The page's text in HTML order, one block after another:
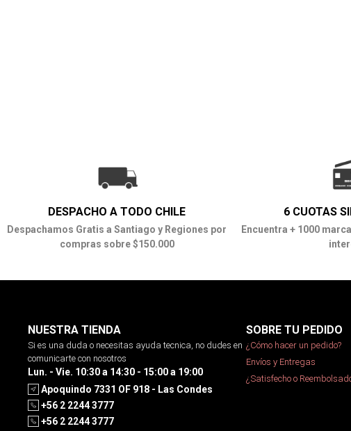
DESPACHO A TODO CHILE
Despachamos Gratis a Santiago y Regiones por
compras sobre $150.000
6 CUOTAS
Encuentra + 1000
NUESTRA TIENDA
Si es una duda o necesitas ayuda tecnica, no dudes en
comunicarte con nosotros
Lun. - Vie. 10:30 a 14:30 - 15:00 a 19:00
Apoquindo 7331 OF 918 - Las Condes
+56 2 2244 3777
+56 2 2244 3777
SOBRE TU PEDIDO
¿Cómo hacer un pedido?
Envíos y Entregas
¿Satisfecho o